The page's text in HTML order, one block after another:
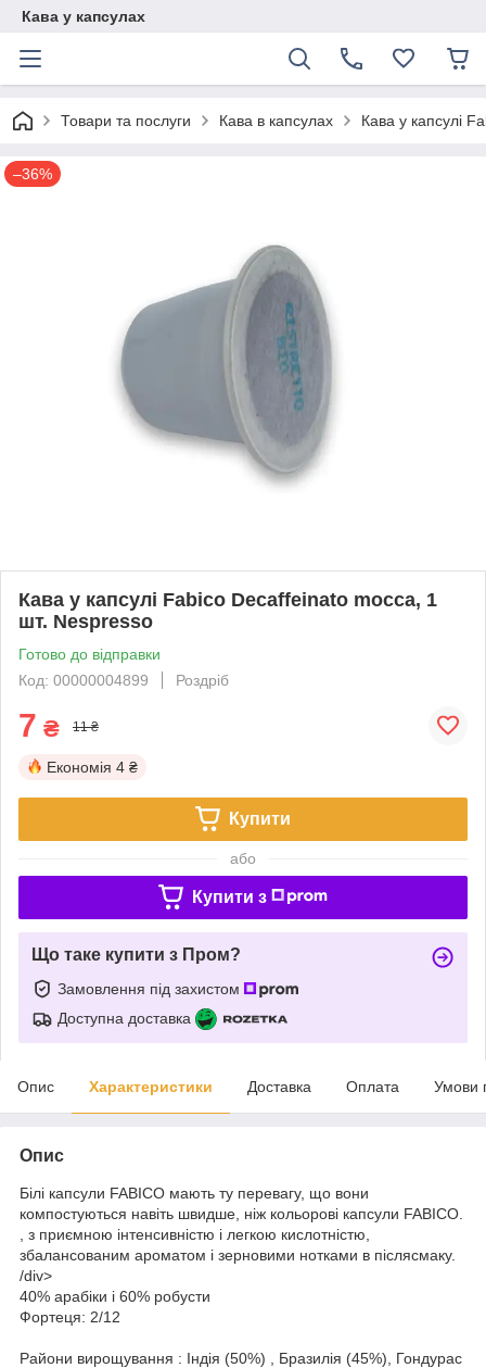
Кава у капсулах
Товари та послуги Кава в капсулах Кава у капсулі
–36%
Кава у капсулі Fabico Decaffeinato mocca, 1
шт. Nespresso
Готово до відправки
Код: 00000004899
Роздріб
7 ₴ 11 ₴
Економія 4 ₴
Купити
або
Купити з
Що таке купити з Пром?
Замовлення під захистом
Доступна доставка
Опис Характеристики Доставка Оплата Умови
Опис
Білі капсули FABICO мають ту перевагу, що вони
компостуються навіть швидше, ніж кольорові капсули FABICO.
, з приємною інтенсивністю і легкою кислотністю,
збалансованим ароматом і зерновими нотками в післясмаку.
/div>
40% арабіки і 60% робусти
Фортеця: 2/12
Райони вирощування : Індія (50%) , Бразилія (45%), Гондурас